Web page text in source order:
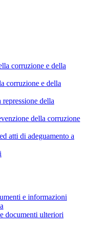
corruzione e della
corruzione e della
della
della corruzione
atti di adeguamento a
e informazioni
documenti ulteriori